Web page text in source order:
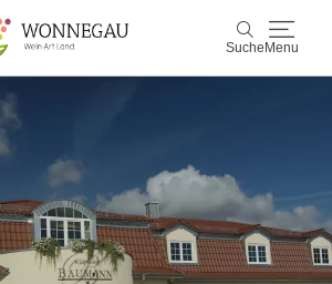
Suche Menu
Entdecken & Erleben
Wein & Genuss